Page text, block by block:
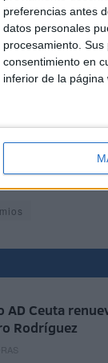
preferencias antes
datos personales
procesamiento.
consentimiento en
inferior de la página
dos caballas
de campeón
AD Ceuta
Rodríguez